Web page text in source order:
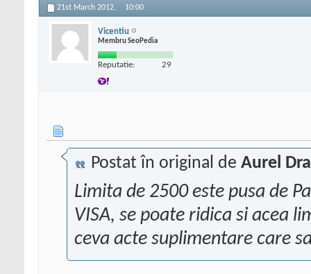
21st March 2012, 10:00
Vicentiu
Membru SeoPedia
Reputatie: 29
Postat în original de Aurel
Limita de 2500 este pusa de
VISA, se poate ridica si acea
ceva acte suplimentare care